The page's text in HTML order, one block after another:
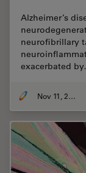
Alzheimer’s
neurofibrillary
exacerbated
Nov 11, 2024